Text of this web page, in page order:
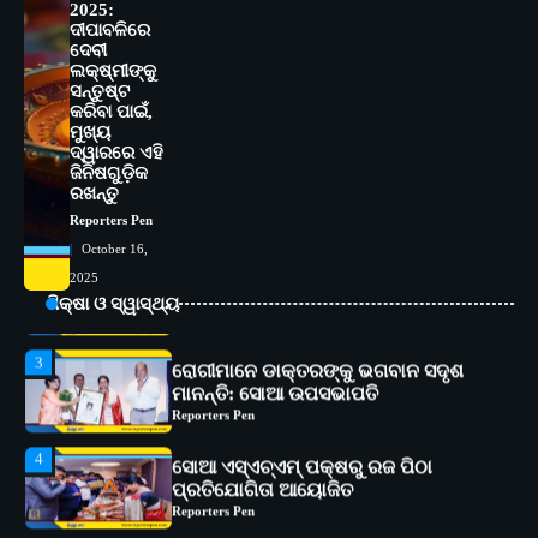
2025:
ଦୀପାବଳିରେ
ଦେବୀ
ଲକ୍ଷ୍ମୀଙ୍କୁ
ସନ୍ତୁଷ୍ଟ
କରିବା ପାଇଁ,
ମୁଖ୍ୟ
ଦ୍ୱାରରେ ଏହି
ଜିନିଷଗୁଡ଼ିକ
ରଖନ୍ତୁ
Reporters Pen
October 16,
2025
ଶିକ୍ଷା ଓ ସ୍ୱାସ୍ଥ୍ୟ
5
1
2
ଅଗ୍ରଗତିର ସ୍ମୃତିଚାରଣ
Reporters Pen
3
ରୋଗୀମାନେ ଡାକ୍ତରଙ୍କୁ ଭଗବାନ ସଦୃଶ
ମାନନ୍ତି: ସୋଆ ଉପସଭାପତି
Reporters Pen
4
ସୋଆ ଏସ୍‌ଏଚ୍‌ଏମ୍ ପକ୍ଷରୁ ରଜ ପିଠା
ପ୍ରତିଯୋଗିତା ଆୟୋଜିତ
Reporters Pen